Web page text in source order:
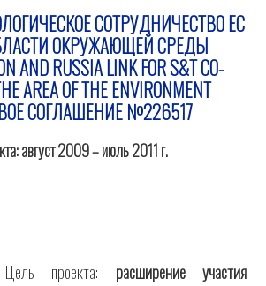
СОТРУДНИЧЕСТВО ЕС
ОКРУЖАЮЩЕЙ СРЕДЫ
AND RUSSIA LINK FOR S&T CO-
AREA OF THE ENVIRONMENT
СОГЛАШЕНИЕ №226517
август 2009 – июль 2011 г.
Цель проекта: расширение участия